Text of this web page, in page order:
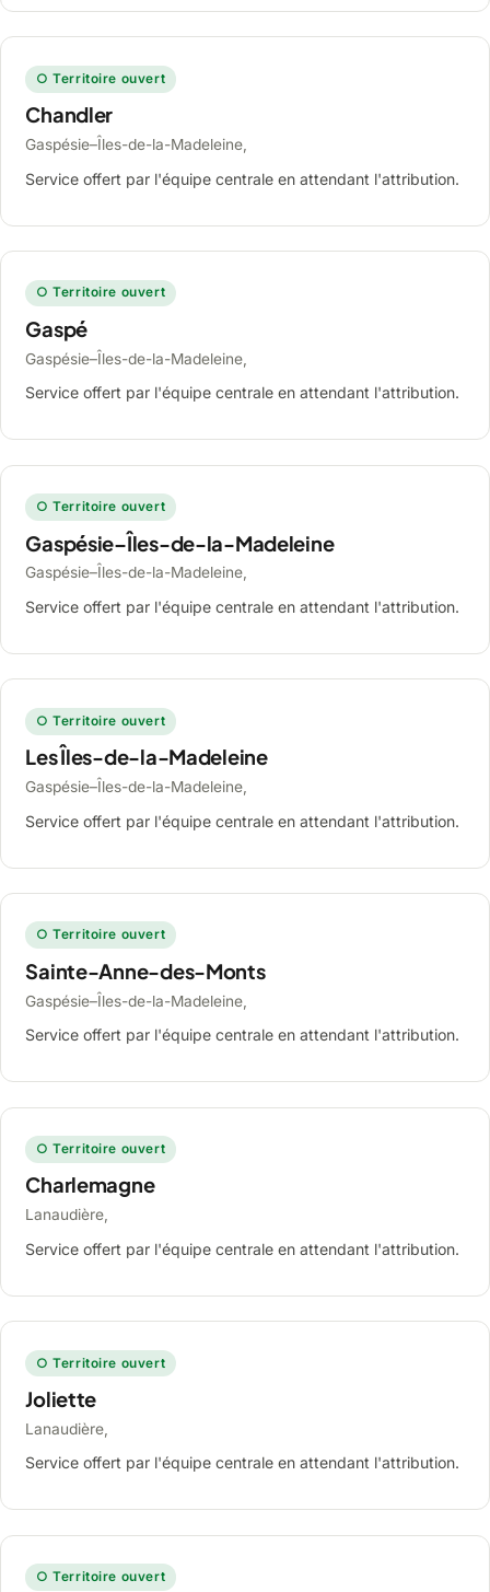
○ Territoire ouvert
Chandler
Gaspésie–Îles-de-la-Madeleine,
Service offert par l'équipe centrale en attendant l'attribution.
○ Territoire ouvert
Gaspé
Gaspésie–Îles-de-la-Madeleine,
Service offert par l'équipe centrale en attendant l'attribution.
○ Territoire ouvert
Gaspésie–Îles-de-la-Madeleine
Gaspésie–Îles-de-la-Madeleine,
Service offert par l'équipe centrale en attendant l'attribution.
○ Territoire ouvert
Les Îles-de-la-Madeleine
Gaspésie–Îles-de-la-Madeleine,
Service offert par l'équipe centrale en attendant l'attribution.
○ Territoire ouvert
Sainte-Anne-des-Monts
Gaspésie–Îles-de-la-Madeleine,
Service offert par l'équipe centrale en attendant l'attribution.
○ Territoire ouvert
Charlemagne
Lanaudière,
Service offert par l'équipe centrale en attendant l'attribution.
○ Territoire ouvert
Joliette
Lanaudière,
Service offert par l'équipe centrale en attendant l'attribution.
○ Territoire ouvert